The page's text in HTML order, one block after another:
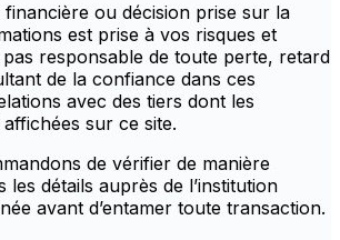
ou décision prise sur la
est prise à vos risques et
responsable de toute perte, retard
de la confiance dans ces
avec des tiers dont les
sur ce site.
de vérifier de manière
les détails auprès de l’institution
avant d’entamer toute transaction.